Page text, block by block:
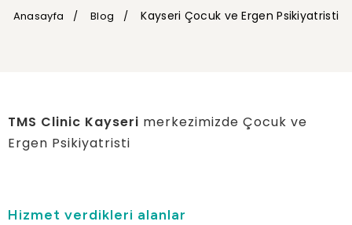
Anasayfa Blog Kayseri Çocuk ve Ergen Psikiyatristi
TMS Clinic Kayseri merkezimizde Çocuk ve
Ergen Psikiyatristi
Hizmet verdikleri alanlar